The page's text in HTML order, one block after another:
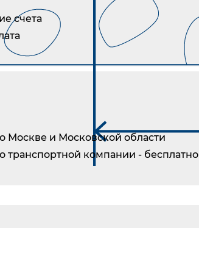
счета
Москве и Московской области
транспортной компании - бесплатно